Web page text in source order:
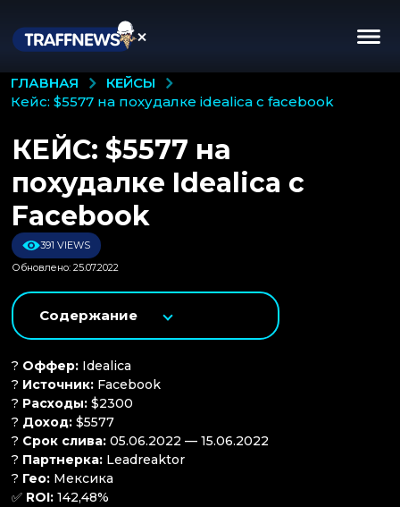
ГЛАВНАЯ
КЕЙСЫ
кейс: $5577 на похудалке idealica с facebook
КЕЙС: $5577 на
похудалке Idealica с
Facebook
391 VIEWS
Обновлено: 25.07.2022
Содержание
? Оффер: Idealica
? Источник: Facebook
? Расходы: $2300
? Доход: $5577
? Срок слива: 05.06.2022 — 15.06.2022
? Партнерка: Leadreaktor
? Гео: Мексика
✅ ROI: 142,48%